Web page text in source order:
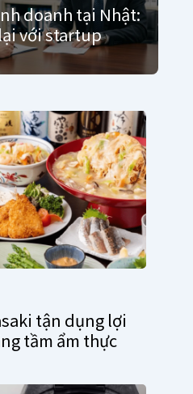
doanh tại Nhật:
với startup
tận dụng lợi
tầm ẩm thực